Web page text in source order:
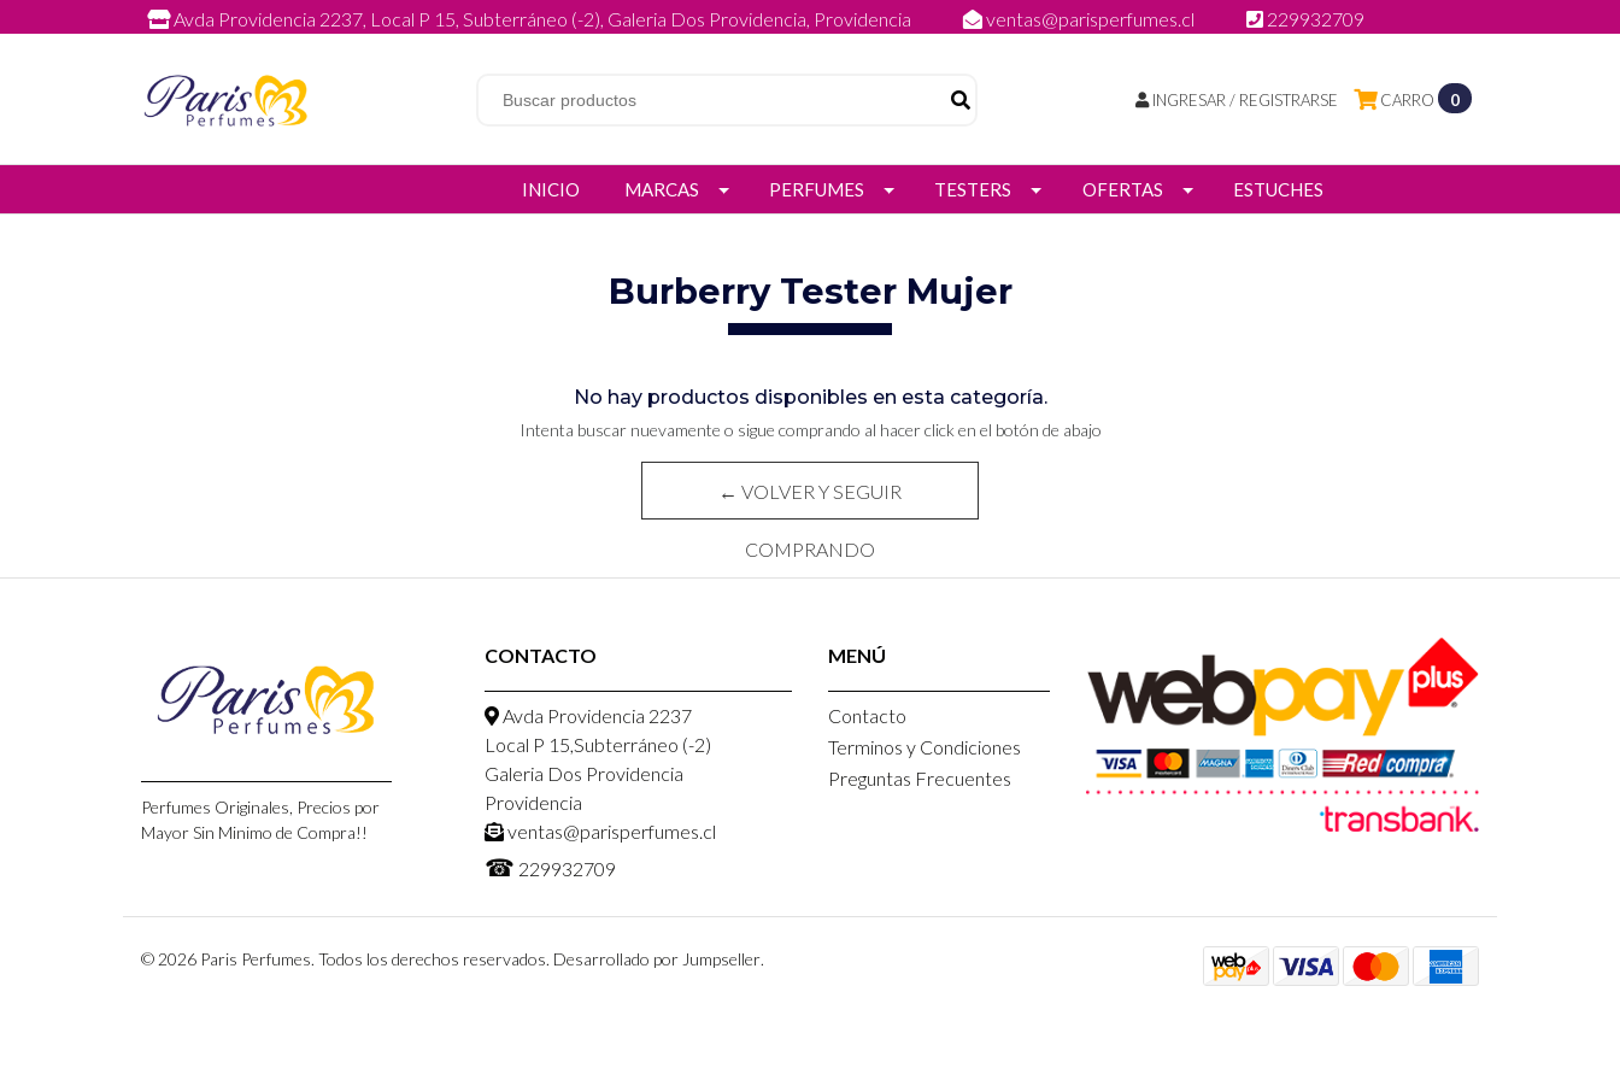
Avda Providencia 2237, Local P 15, Subterráneo (-2), Galeria Dos Providencia, Providencia ventas@parisperfumes.cl 229932709
CARRO 0
INGRESAR / REGISTRARSE
INICIO MARCAS PERFUMES TESTERS OFERTAS ESTUCHES
Burberry Tester Mujer
No hay productos disponibles en esta categoría.
Intenta buscar nuevamente o sigue comprando al hacer click en el botón de abajo
← VOLVER Y SEGUIR
COMPRANDO
Perfumes Originales, Precios por
Mayor Sin Minimo de Compra!!
CONTACTO
Avda Providencia 2237
Local P 15,Subterráneo (-2)
Galeria Dos Providencia
Providencia
ventas@parisperfumes.cl
☎ 229932709
MENÚ
Contacto
Terminos y Condiciones
Preguntas Frecuentes
© 2026 Paris Perfumes. Todos los derechos reservados. Desarrollado por Jumpseller.